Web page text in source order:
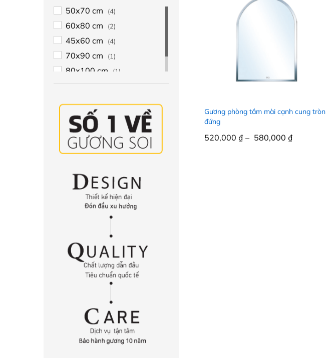
Gương phòng tắm mài cạnh cung tròn
đứng
520,000 ₫ – 580,000 ₫
520,000 ₫ 580,000 ₫
50x70 cm (4)
60x80 cm (2)
45x60 cm (4)
70x90 cm (1)
80x100 cm (1)
30x45 cm (4)